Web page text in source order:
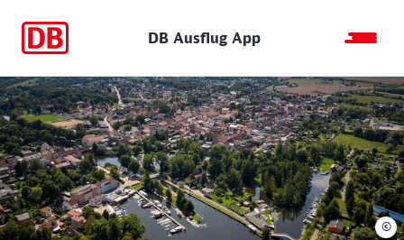
DB Ausflug App
©